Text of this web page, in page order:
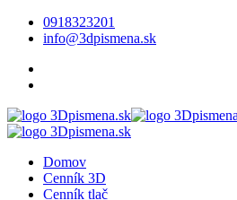
0918323201
info@3dpismena.sk
Domov
Cenník 3D
Cenník tlač